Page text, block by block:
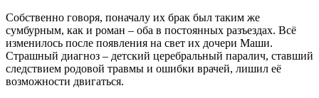
Собственно говоря, поначалу их брак был таким же
сумбурным, как и роман – оба в постоянных разъездах. Всё
изменилось после появления на свет их дочери Маши.
Страшный диагноз – детский церебральный паралич, ставший
следствием родовой травмы и ошибки врачей, лишил её
возможности двигаться.